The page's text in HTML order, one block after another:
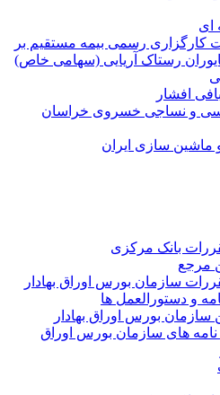
ای
کارگزاری رسمی بیمه مستقیم بر
رستاک آریایی (سهامی خاص)
افشار
و نساجی خسروی خراسان
ماشین سازی ایران
بانک مرکزی
مرجع
سازمان بورس اوراق بهادار
و دستورالعمل ها
سازمان بورس اوراق بهادار
های سازمان بورس اوراق